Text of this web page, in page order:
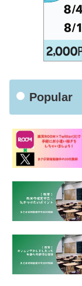
Popular